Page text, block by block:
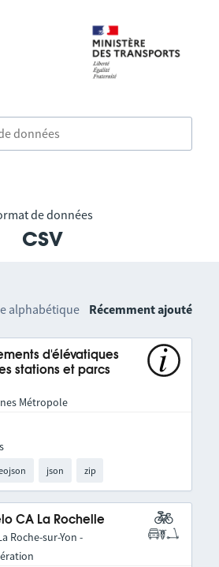
de données
csv
alphabétique Récemment ajouté
d'élévatiques
stations et parcs
Métropole
json zip
CA La Rochelle
Roche-sur-Yon -